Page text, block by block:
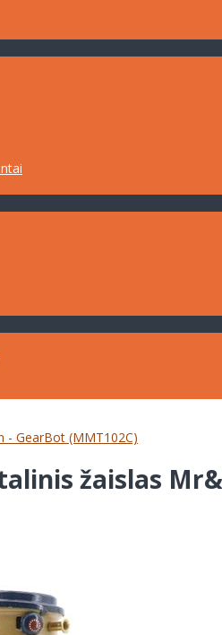
- GearBot (MMT102C)
žaislas